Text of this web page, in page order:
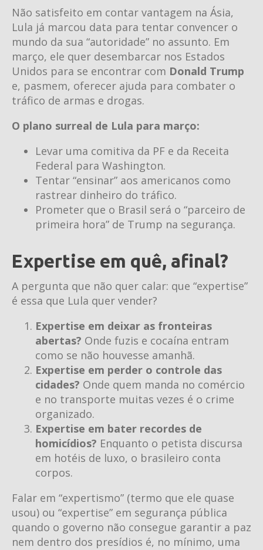
Não satisfeito em contar vantagem na Ásia,
Lula já marcou data para tentar convencer o
mundo da sua “autoridade” no assunto. Em
março, ele quer desembarcar nos Estados
Unidos para se encontrar com Donald Trump
e, pasmem, oferecer ajuda para combater o
tráfico de armas e drogas.
O plano surreal de Lula para março:
Levar uma comitiva da PF e da Receita
Federal para Washington.
Tentar “ensinar” aos americanos como
rastrear dinheiro do tráfico.
Prometer que o Brasil será o “parceiro de
primeira hora” de Trump na segurança.
Expertise em quê, afinal?
A pergunta que não quer calar: que “expertise”
é essa que Lula quer vender?
Expertise em deixar as fronteiras
abertas? Onde fuzis e cocaína entram
como se não houvesse amanhã.
Expertise em perder o controle das
cidades? Onde quem manda no comércio
e no transporte muitas vezes é o crime
organizado.
Expertise em bater recordes de
homicídios? Enquanto o petista discursa
em hotéis de luxo, o brasileiro conta
corpos.
Falar em “expertismo” (termo que ele quase
usou) ou “expertise” em segurança pública
quando o governo não consegue garantir a paz
nem dentro dos presídios é, no mínimo, uma